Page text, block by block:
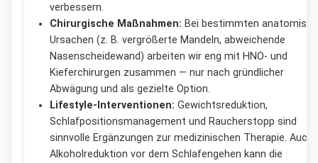
verbessern.
Chirurgische Maßnahmen: Bei bestimmten
Ursachen (z. B. vergrößerte Mandeln, abweichende
Nasenscheidewand) arbeiten wir eng mit HNO- und
Kieferchirurgen zusammen — nur nach gründlicher
Abwägung und als gezielte Option.
Lifestyle-Interventionen: Gewichtsreduktion,
Schlafpositionsmanagement und Raucherstopp sind
sinnvolle Ergänzungen zur medizinischen Therapie. Auch
Alkoholreduktion vor dem Schlafengehen kann die